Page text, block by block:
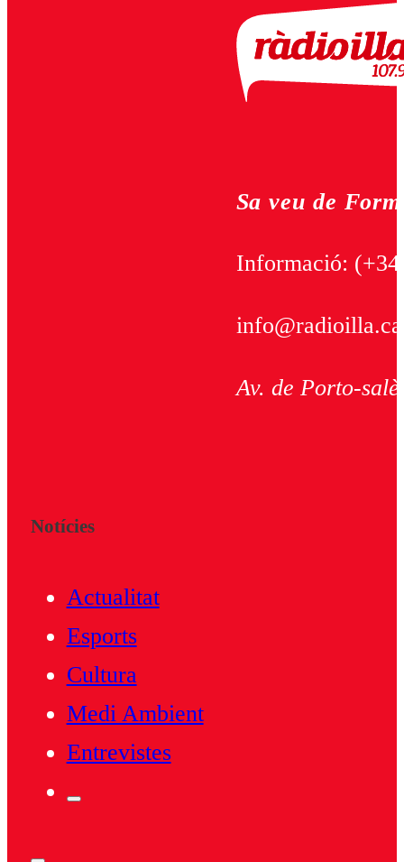
Sa veu de
Informació:
Av. de Porto-
Notícies
Actualitat
Esports
Cultura
Medi Ambient
Entrevistes